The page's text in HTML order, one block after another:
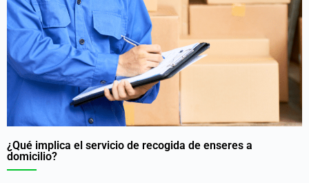
¿Qué implica el servicio de recogida de enseres a
domicilio?